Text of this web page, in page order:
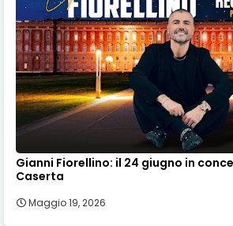
Gianni Fiorellino: il 24 giugno in
Caserta
Maggio 19, 2026